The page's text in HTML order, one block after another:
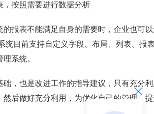
，按照需要进行数据分析
的报表不能满足自身的需要时，企业也可
统目前支持自定义字段、布局、列表、报
系统。
础，也是改进工作的指导建议，只有充分
然后做好充分利用，为优化自己的管理，